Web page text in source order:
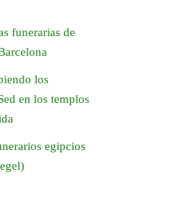
funerarias de
los
en los templos
egipcios